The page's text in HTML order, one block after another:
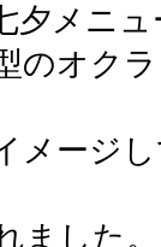
夕メニ
のオク
メージ
ました。